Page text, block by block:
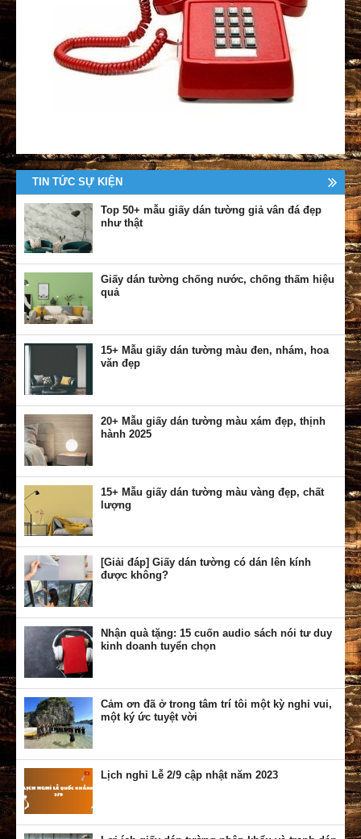
TIN TỨC SỰ KIỆN
Top 50+ mẫu giấy dán tường giả vân đá đẹp
như thật
Giấy dán tường chống nước, chống thấm hiệu
quả
15+ Mẫu giấy dán tường màu đen, nhám, hoa
văn đẹp
20+ Mẫu giấy dán tường màu xám đẹp, thịnh
hành 2025
15+ Mẫu giấy dán tường màu vàng đẹp, chất
lượng
[Giải đáp] Giấy dán tường có dán lên kính
được không?
Nhận quà tặng: 15 cuốn audio sách nói tư duy
kinh doanh tuyển chọn
Cảm ơn đã ở trong tâm trí tôi một kỳ nghỉ vui,
một ký ức tuyệt vời
Lịch nghỉ Lễ 2/9 cập nhật năm 2023